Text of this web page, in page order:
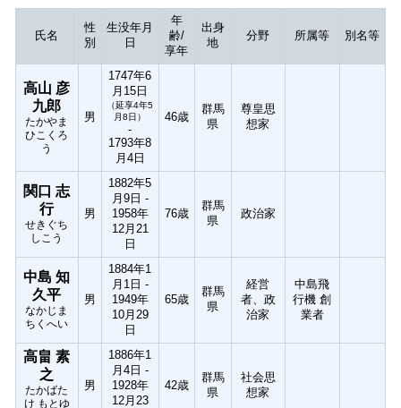
氏名
性
別
生没年月
日
年
齢/
享年
出身
地
分野 所属等 別名等
高山 彦
九郎
たかやま
ひこくろ
う
男
1747年6
月15日
（延享4年5
月8日）
-
1793年8
月4日
46歳
群馬
県
尊皇思
想家
関口 志
行
せきぐち
しこう
男
1882年5
月9日 -
1958年
12月21
日
76歳
群馬
県
政治家
中島 知
久平
なかじま
ちくへい
男
1884年1
月1日 -
1949年
10月29
日
65歳
群馬
県
経営
者、政
治家
中島飛
行機 創
業者
高畠 素
之
たかばた
け もとゆ
男
1886年1
月4日 -
1928年
12月23
42歳
群馬
県
社会思
想家